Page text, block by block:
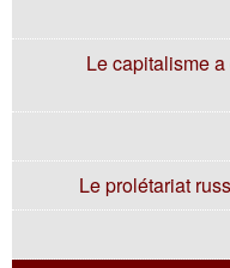
Le capitalisme
Le prolétariat